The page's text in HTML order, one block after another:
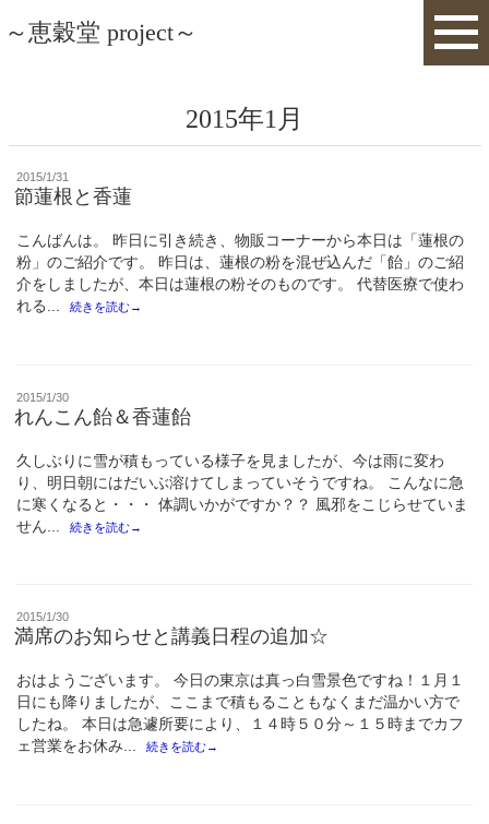
～恵穀堂 project～
2015年1月
投
稿
日:
2015/1/31
節蓮根と香蓮
こんばんは。 昨日に引き続き、物販コーナーから本日は「蓮根の
粉」のご紹介です。 昨日は、蓮根の粉を混ぜ込んだ「飴」のご紹
介をしましたが、本日は蓮根の粉そのものです。 代替医療で使わ
れる...
続きを読む→
投
稿
日:
2015/1/30
れんこん飴＆香蓮飴
久しぶりに雪が積もっている様子を見ましたが、今は雨に変わ
り、明日朝にはだいぶ溶けてしまっていそうですね。 こんなに急
に寒くなると・・・ 体調いかがですか？？ 風邪をこじらせていま
せん...
続きを読む→
投
稿
日:
2015/1/30
満席のお知らせと講義日程の追加☆
おはようございます。 今日の東京は真っ白雪景色ですね！１月１
日にも降りましたが、ここまで積もることもなくまだ温かい方で
したね。 本日は急遽所要により、１４時５０分～１５時までカフ
ェ営業をお休み...
続きを読む→